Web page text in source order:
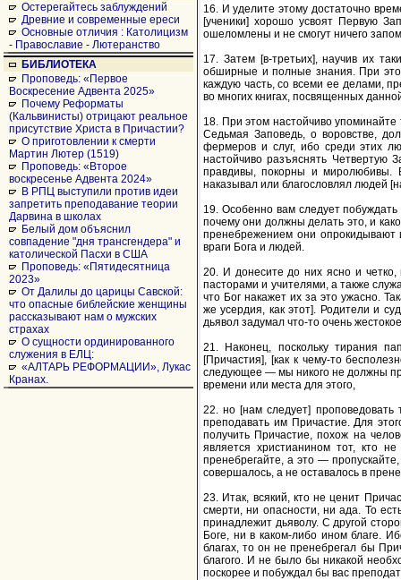
Остерегайтесь заблуждений
Древние и современные ереси
Основные отличия : Католицизм
- Православие - Лютеранство
БИБЛИОТЕКА
Проповедь: «Первое
Воскресение Адвента 2025»
Почему Реформаты
(Кальвинисты) отрицают реальное
присутствие Христа в Причастии?
О приготовлении к смерти
Мартин Лютер (1519)
Проповедь: «Второе
воскресенье Адвента 2024»
В РПЦ выступили против идеи
запретить преподавание теории
Дарвина в школах
Белый дом объяснил
совпадение "дня трансгендера" и
католической Пасхи в США
Проповедь: «Пятидесятница
2023»
От Далилы до царицы Савской:
что опасные библейские женщины
рассказывают нам о мужских
страхах
О сущности ординированного
служения в ЕЛЦ:
«АЛТАРЬ РЕФОРМАЦИИ», Лукас
Кранах.
16. И уделите этому достаточно
[ученики] хорошо усвоят Первую
ошеломлены и не смогут ничего
17. Затем [в-третьих], научив их
обширные и полные знания. При
каждую часть, со всеми ее делами,
во многих книгах, посвященных
18. При этом настойчиво
Седьмая Заповедь, о воровстве,
фермеров и слуг, ибо среди этих
настойчиво разъяснять
правдивы, покорны и миролюбивы.
наказывал или благословлял людей
19. Особенно вам следует
почему они должны делать это, и
пренебрежением они опрокидывают
враги Бога и людей.
20. И донесите до них ясно и четко,
пасторами и учителями, а также
что Бог накажет их за это ужасно.
же усердия, как этот]. Родители и
дьявол задумал что-то очень
21. Наконец, поскольку тирания
[Причастия], [как к чему-то
следующее — мы никого не должны
времени или места для этого,
22. но [нам следует] проповедовать
преподавать им Причастие. Для
получить Причастие, похож на
является христианином тот, кто
пренебрегайте, а это —
совершалось, а не оставалось в
23. Итак, всякий, кто не ценит
смерти, ни опасности, ни ада. То
принадлежит дьяволу. С другой
Боге, ни в каком-либо ином благе.
благах, то он не пренебрегал бы
благого. И не было бы никакой
поскорее и побуждал бы вас